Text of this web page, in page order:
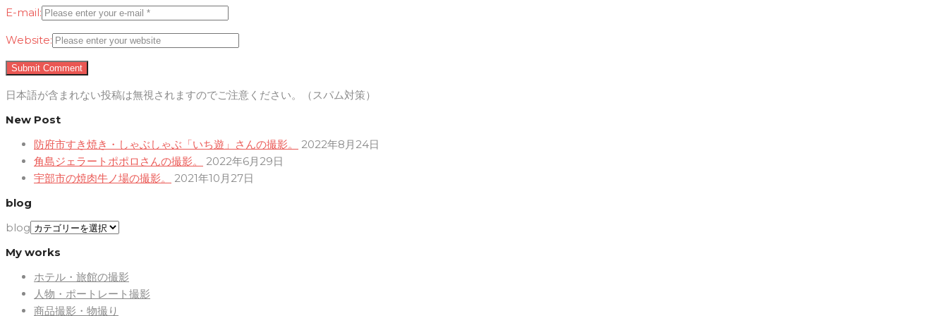
E-mail:
Website:
日本語が含まれない投稿は無視されますのでご注意ください。（スパム対策）
New Post
防府市すき焼き・しゃぶしゃぶ「いち遊」さんの撮影。
2022年8月24日
角島ジェラートポポロさんの撮影。
2022年6月29日
宇部市の焼肉牛ノ場の撮影。
2021年10月27日
blog
blog
My works
ホテル・旅館の撮影
人物・ポートレート撮影
商品撮影・物撮り